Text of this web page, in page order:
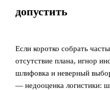
допустить
Если коротко собрать
отсутствие плана, игнор
шлифовка и неверный
— недооценка логистики: